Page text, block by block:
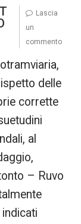
delle
corrette
al
– Ruvo
Lascia
un
commento